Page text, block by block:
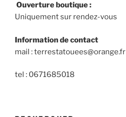
Ouverture boutique :
Uniquement sur rendez-vous
Information de contact
mail : terrestatouees@orange.fr
tel : 0671685018